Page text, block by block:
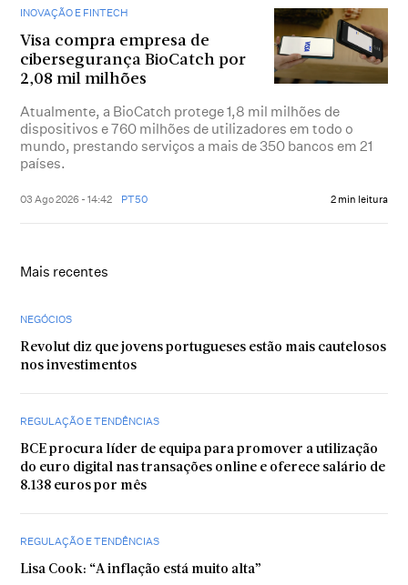
INOVAÇÃO E FINTECH
Visa compra empresa de
cibersegurança BioCatch por
2,08 mil milhões
Atualmente, a BioCatch protege 1,8 mil milhões de
dispositivos e 760 milhões de utilizadores em todo o
mundo, prestando serviços a mais de 350 bancos em 21
países.
03 Ago 2026 - 14:42 PT50 2 min leitura
Mais recentes
NEGÓCIOS
Revolut diz que jovens portugueses estão mais cautelosos
nos investimentos
REGULAÇÃO E TENDÊNCIAS
BCE procura líder de equipa para promover a utilização
do euro digital nas transações online e oferece salário de
8.138 euros por mês
REGULAÇÃO E TENDÊNCIAS
Lisa Cook: “A inflação está muito alta”